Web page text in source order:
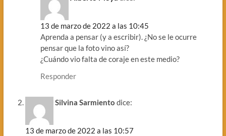
13 de marzo de 2022 a las 10:45
Aprenda a pensar (y a escribir). ¿No se le ocurre
pensar que la foto vino así?
¿Cuándo vio falta de coraje en este medio?
Responder
Silvina Sarmiento dice:
13 de marzo de 2022 a las 10:57